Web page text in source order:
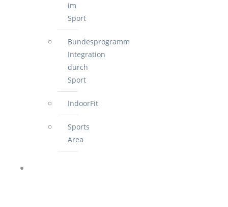
im
Sport
Bundesprogramm
Integration
durch
Sport
IndoorFit
Sports
Area